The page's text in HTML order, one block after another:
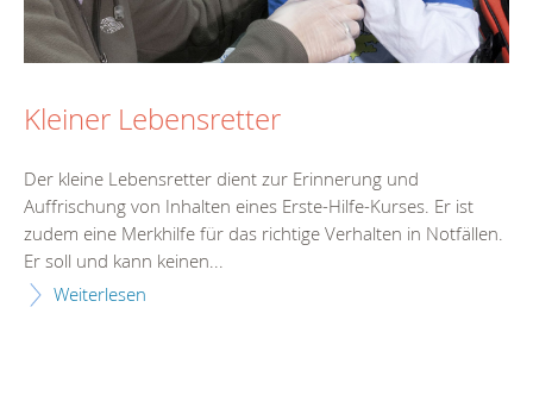
Kleiner Lebensretter
Der kleine Lebensretter dient zur Erinnerung und
Auffrischung von Inhalten eines Erste-Hilfe-Kurses. Er ist
zudem eine Merkhilfe für das richtige Verhalten in Notfällen.
Er soll und kann keinen...
Weiterlesen